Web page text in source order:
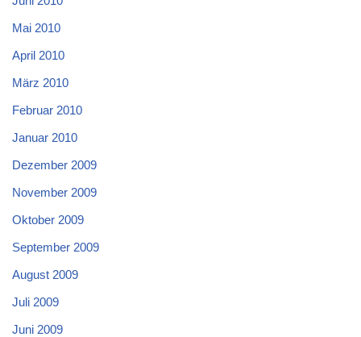
Mai 2010
April 2010
März 2010
Februar 2010
Januar 2010
Dezember 2009
November 2009
Oktober 2009
September 2009
August 2009
Juli 2009
Juni 2009